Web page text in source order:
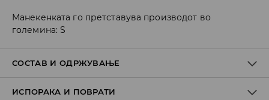
Манекенката го претставува производот во
големина: S
СОСТАВ И ОДРЖУВАЊЕ
85% ПОЛИЕСТЕР, 15% ЕЛАСТАН
ИСПОРАКА И ПОВРАТИ